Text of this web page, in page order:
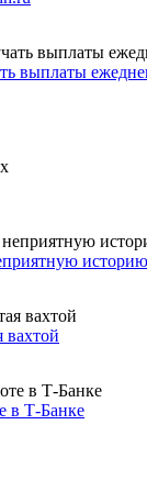
выплаты
историю
вахтой
в Т-Банке